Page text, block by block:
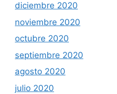
diciembre 2020
noviembre 2020
octubre 2020
septiembre 2020
agosto 2020
julio 2020